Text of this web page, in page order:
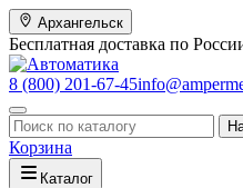
Архангельск
Бесплатная доставка по
8 (800) 201-67-45
Корзина
Каталог